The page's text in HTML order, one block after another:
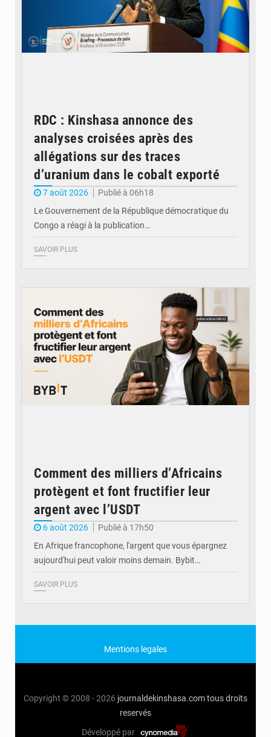
RDC : Kinshasa annonce des
analyses croisées après des
allégations sur des traces
d’uranium dans le cobalt exporté
7 août 2026
Publié à 06h18
Le Gouvernement de la République démocratique du
Congo a réagi à la publication…
SAVOIR PLUS
Comment des milliers d’Africains
protègent et font fructifier leur
argent avec l’USDT
6 août 2026
Publié à 17h50
En Afrique francophone, l'argent que vous épargnez
aujourd'hui peut valoir moins demain. Bybit…
SAVOIR PLUS
Mentions legales
Copyright © 2008 - 2026 journaldekinshasa.comtous droits
reservés
Développé par